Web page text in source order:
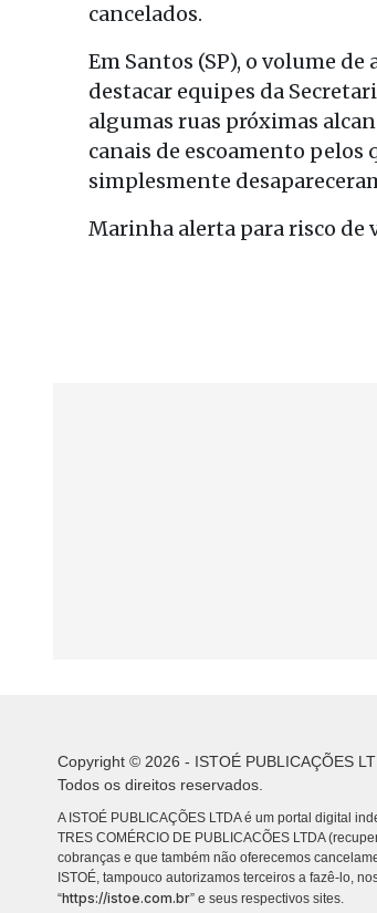
cancelados.
Em Santos (SP), o volume
destacar equipes da
algumas ruas próximas
canais de escoamento pelos
simplesmente
Marinha alerta para risco
Copyright © 2026 - ISTOÉ PUBLICAÇÕES
Todos os direitos reservados.
A ISTOÉ PUBLICAÇÕES LTDA é um portal digital
TRES COMÉRCIO DE PUBLICACÕES LTDA
cobranças e que também não oferecemos
ISTOÉ, tampouco autorizamos terceiros a fazê-lo,
“https://istoe.com.br” e seus respectivos sites.